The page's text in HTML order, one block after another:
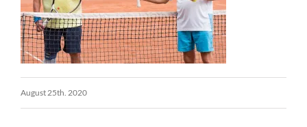
August 25th. 2020